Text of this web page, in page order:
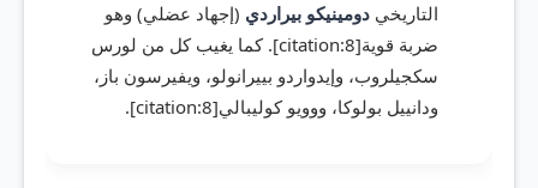
التاريخيدومينيكو بيراردي (إجهاد عضلي) وهو
ضربة قوية[citation:8]. كما يغيب كل من لورس
سكجيلروب، وإيدواردو بييرانولو، ويفيرسون باز،
ودانييل بولوكا، ووويو كوليبالي[citation:8].